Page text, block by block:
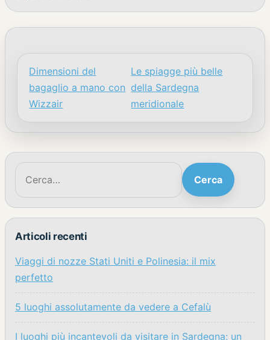
Navigazione articoli
Dimensioni del
bagaglio a mano con
Wizzair
Le spiagge più belle
della Sardegna
meridionale
Cerca:
Cerca
Articoli recenti
Viaggi di nozze Stati Uniti e Polinesia: il mix
perfetto
5 luoghi assolutamente da vedere a Cefalù
I luoghi più incantevoli da visitare in Sardegna: un